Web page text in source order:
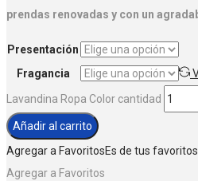
prendas renovadas y con un
Presentación
Fragancia
Lavandina Ropa Color cantidad
Añadir al carrito
Agregar a FavoritosEs de tus favoritos
Agregar a Favoritos